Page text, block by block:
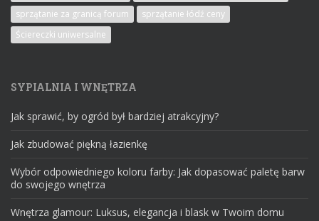
sprzątanie za granicą forum
sprzątanie łódź ceny
Ściereczki uniwersalne
SYPIALNIA I WNĘTRZA
Jak sprawić, by ogród był bardziej atrakcyjny?
Jak zbudować piękną łazienkę
Wybór odpowiedniego koloru farby: Jak dopasować paletę barw
do swojego wnętrza
Wnętrza glamour: Luksus, elegancja i blask w Twoim domu